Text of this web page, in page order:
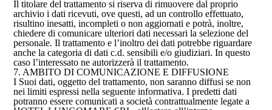
Il titolare del trattamento si riserva di rimuovere dal proprio
archivio i dati ricevuti, ove questi, ad un controllo effettuato,
risultino inesatti, incompleti o non aggiornati e potrà, inoltre,
chiedere di comunicare ulteriori dati necessari la selezione del
personale. Il trattamento e l’inoltro dei dati potrebbe riguardare
anche la categoria di dati c.d. sensibili e/o giudiziari. In questo
caso l’interessato ne autorizzerà il trattamento.
7. AMBITO DI COMUNICAZIONE E DIFFUSIONE
I Suoi dati, oggetto del trattamento, non saranno diffusi se non
nei limiti espressi nella seguente informativa. I predetti dati
potranno essere comunicati a società contrattualmente legate a